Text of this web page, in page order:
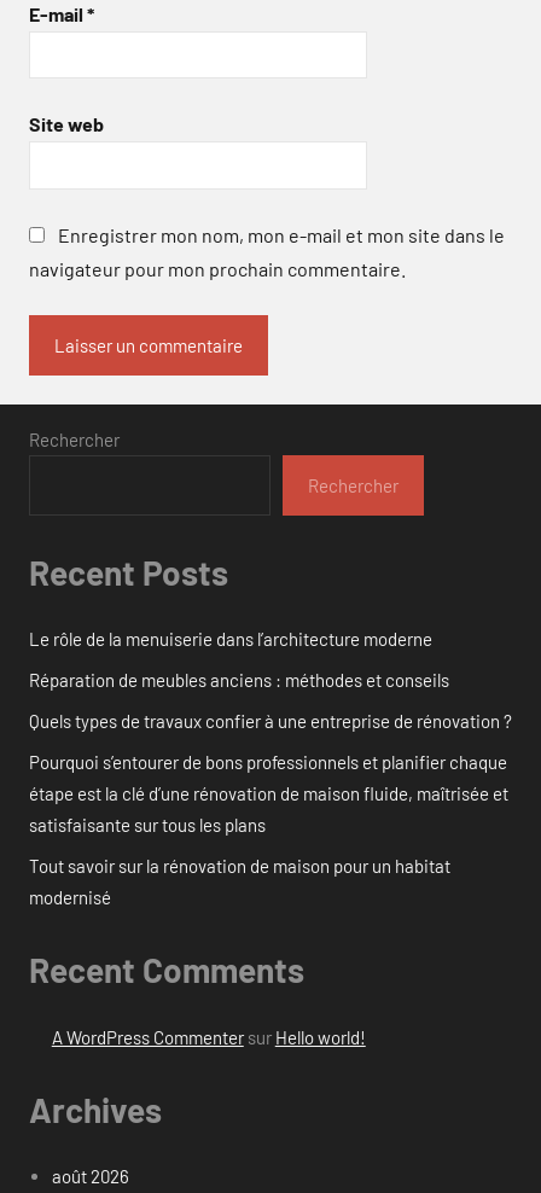
E-mail *
Site web
Enregistrer mon nom, mon e-mail et mon site dans le
navigateur pour mon prochain commentaire.
Rechercher
Rechercher
Recent Posts
Le rôle de la menuiserie dans l’architecture moderne
Réparation de meubles anciens : méthodes et conseils
Quels types de travaux confier à une entreprise de rénovation ?
Pourquoi s’entourer de bons professionnels et planifier chaque
étape est la clé d’une rénovation de maison fluide, maîtrisée et
satisfaisante sur tous les plans
Tout savoir sur la rénovation de maison pour un habitat
modernisé
Recent Comments
A WordPress Commentersur Hello world!
Archives
août 2026